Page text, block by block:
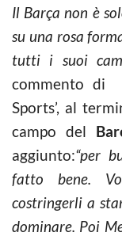
Il Barça non è
su una rosa
tutti i suoi
commento di
Sports’, al
campo del
aggiunto:“per
fatto bene.
costringerli a
dominare. Poi